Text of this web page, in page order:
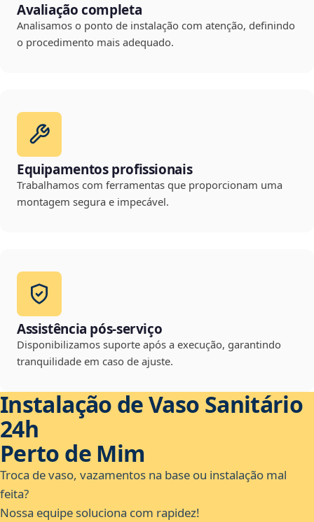
Avaliação completa
Analisamos o ponto de instalação com atenção, definindo
o procedimento mais adequado.
Equipamentos profissionais
Trabalhamos com ferramentas que proporcionam uma
montagem segura e impecável.
Assistência pós-serviço
Disponibilizamos suporte após a execução, garantindo
tranquilidade em caso de ajuste.
Instalação de Vaso Sanitário
24h
Perto de Mim
Troca de vaso, vazamentos na base ou instalação mal
feita?
Nossa equipe soluciona com rapidez!